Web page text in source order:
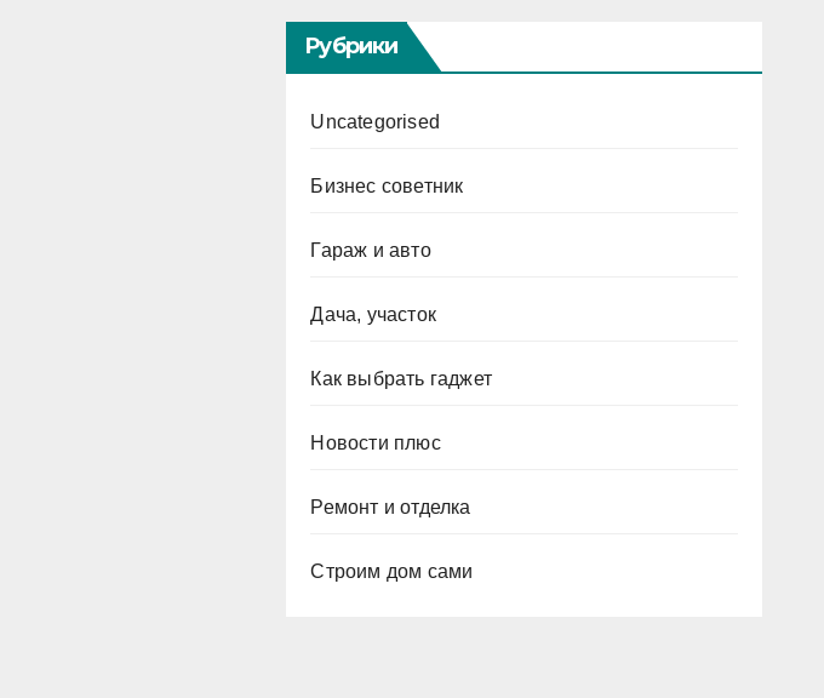
Рубрики
Uncategorised
Бизнес советник
Гараж и авто
Дача, участок
Как выбрать гаджет
Новости плюс
Ремонт и отделка
Строим дом сами